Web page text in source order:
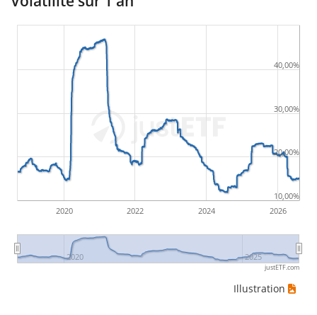
2020 2022 2024 2026
2020 2025
10,00%
20,00%
30,00%
40,00%
justETF.com
Illustration